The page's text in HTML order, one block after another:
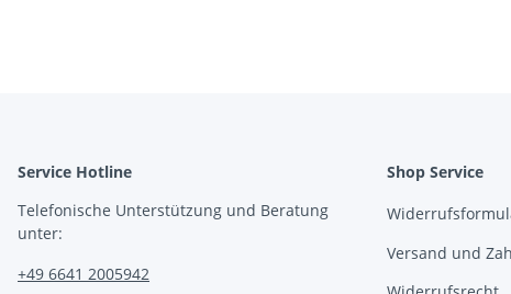
Service Hotline
Telefonische Unterstützung und Beratung
unter:
+49 6641 2005942
Shop Service
Versand und